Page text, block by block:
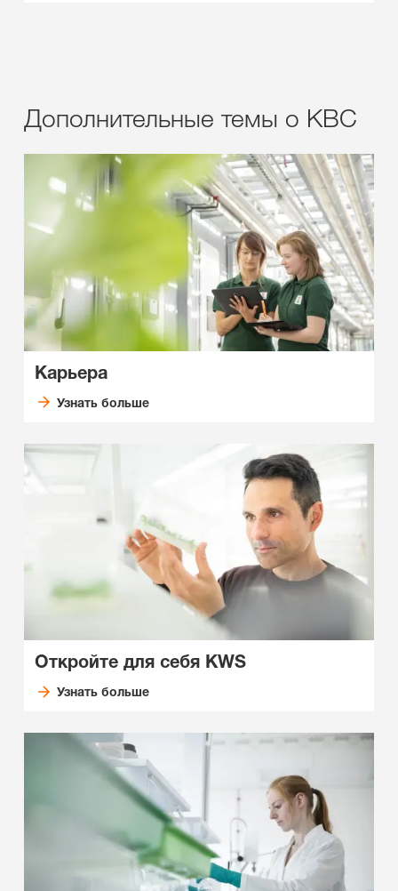
Дополнительные темы о КВС
Карьера
Узнать больше
Откройте для себя KWS
Узнать больше